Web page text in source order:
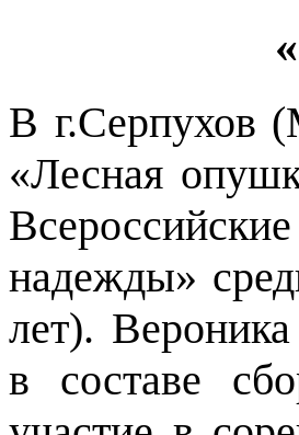
В г.Серпухов
«Лесная
надежды»
лет).
в составе